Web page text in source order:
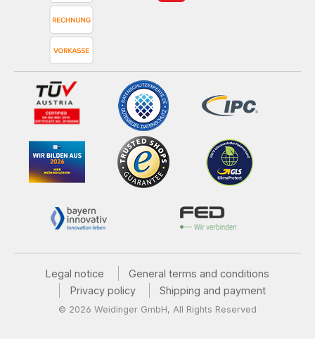
Legal notice
General terms and conditions
Privacy policy
Shipping and payment
© 2026 Weidinger GmbH, All Rights Reserved